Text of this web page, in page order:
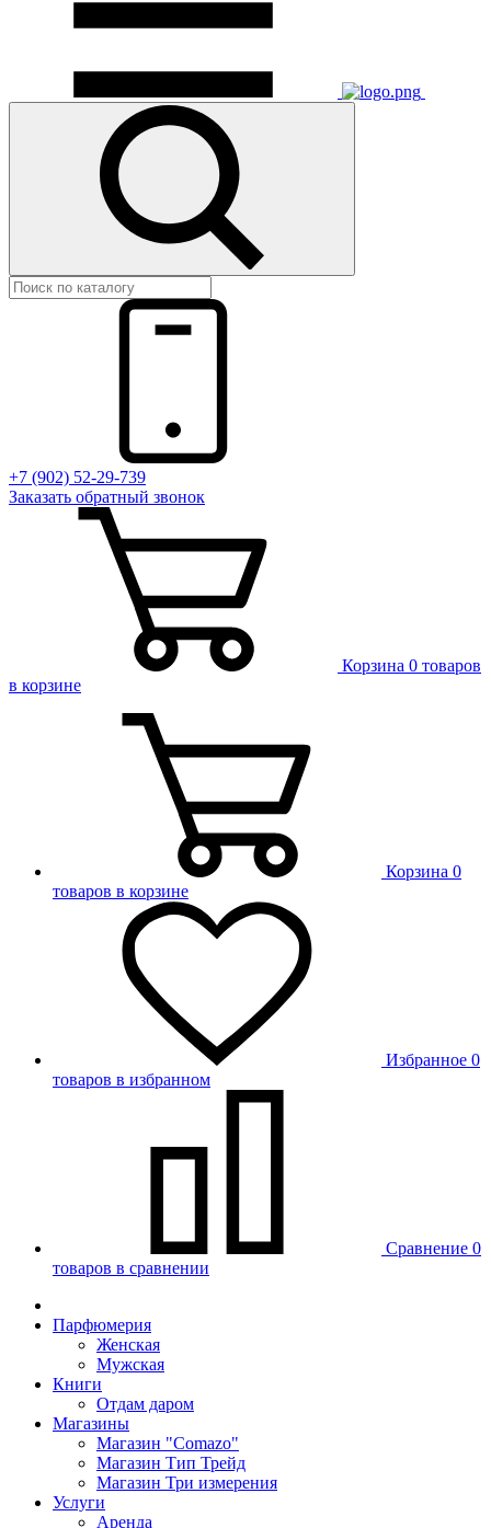
+7 (902) 52-29-739
Заказать обратный звонок
Корзина 0 товаров
в корзине
Корзина 0
товаров в корзине
Избранное 0
товаров в избранном
Сравнение 0
товаров в сравнении
Парфюмерия
Женская
Мужская
Книги
Отдам даром
Магазины
Магазин "Comazo"
Магазин Тип Трейд
Магазин Три измерения
Услуги
Аренда